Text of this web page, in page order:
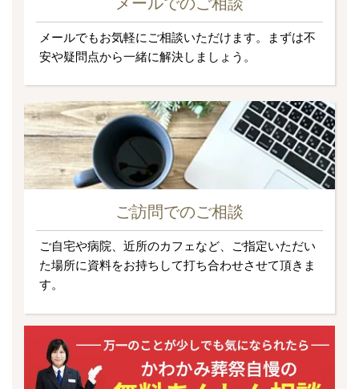
メールでもお気軽にご相談いただけます。まずは不
安や疑問点から一緒に解決しましょう。
ご訪問でのご相談
ご自宅や病院、近所のカフェなど、ご指定いただい
た場所に資料をお持ちして打ち合わせさせて頂きま
す。